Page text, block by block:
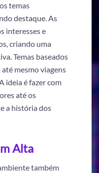
temas
destaque. As
interesses e
criando uma
Temas baseados
mesmo viagens
ideia é fazer com
até os
a história dos
Alta
também